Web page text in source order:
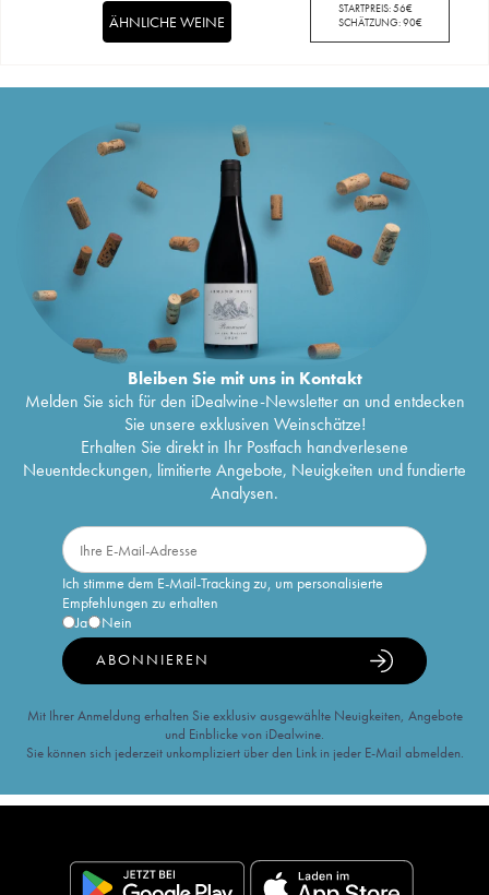
STARTPREIS:56€
SCHÄTZUNG:90€
ÄHNLICHE WEINE
Bleiben Sie mit uns in Kontakt
Melden Sie sich für den iDealwine-Newsletter an und entdecken
Sie unsere exklusiven Weinschätze!
Erhalten Sie direkt in Ihr Postfach handverlesene
Neuentdeckungen, limitierte Angebote, Neuigkeiten und fundierte
Analysen.
Ich stimme dem E-Mail-Tracking zu, um personalisierte
Empfehlungen zu erhalten
Ja
Nein
ABONNIEREN
Mit Ihrer Anmeldung erhalten Sie exklusiv ausgewählte Neuigkeiten, Angebote
und Einblicke von iDealwine.
Sie können sich jederzeit unkompliziert über den Link in jeder E-Mail abmelden.